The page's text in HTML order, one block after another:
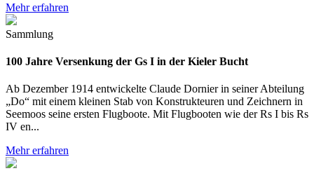
Mehr erfahren
Sammlung
100 Jahre Versenkung der Gs I in der Kieler Bucht
Ab Dezember 1914 entwickelte Claude Dornier in seiner Abteilung
„Do“ mit einem kleinen Stab von Konstrukteuren und Zeichnern in
Seemoos seine ersten Flugboote. Mit Flugbooten wie der Rs I bis Rs
IV en...
Mehr erfahren